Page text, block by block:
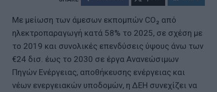
Με μείωση των άμεσων εκπομπών CO₂ από
ηλεκτροπαραγωγή κατά 58% το 2025, σε σχέση με
το 2019 και συνολικές επενδύσεις ύψους άνω των
€24 δισ. έως το 2030 σε έργα Ανανεώσιμων
Πηγών Ενέργειας, αποθήκευσης ενέργειας και
νέων ενεργειακών υποδομών, η ΔΕΗ συνεχίζει να